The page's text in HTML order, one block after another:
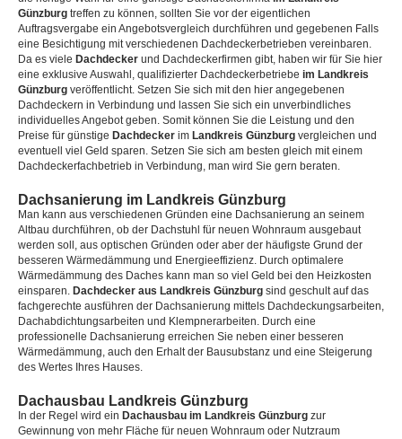
Günzburg treffen zu können, sollten Sie vor der eigentlichen
Auftragsvergabe ein Angebotsvergleich durchführen und gegebenen Falls
eine Besichtigung mit verschiedenen Dachdeckerbetrieben vereinbaren.
Da es viele Dachdecker und Dachdeckerfirmen gibt, haben wir für Sie hier
eine exklusive Auswahl, qualifizierter Dachdeckerbetriebe im Landkreis
Günzburg veröffentlicht. Setzen Sie sich mit den hier angegebenen
Dachdeckern in Verbindung und lassen Sie sich ein unverbindliches
individuelles Angebot geben. Somit können Sie die Leistung und den
Preise für günstige Dachdecker im Landkreis Günzburg vergleichen und
eventuell viel Geld sparen. Setzen Sie sich am besten gleich mit einem
Dachdeckerfachbetrieb in Verbindung, man wird Sie gern beraten.
Dachsanierung im Landkreis Günzburg
Man kann aus verschiedenen Gründen eine Dachsanierung an seinem
Altbau durchführen, ob der Dachstuhl für neuen Wohnraum ausgebaut
werden soll, aus optischen Gründen oder aber der häufigste Grund der
besseren Wärmedämmung und Energieeffizienz. Durch optimalere
Wärmedämmung des Daches kann man so viel Geld bei den Heizkosten
einsparen. Dachdecker aus Landkreis Günzburg sind geschult auf das
fachgerechte ausführen der Dachsanierung mittels Dachdeckungsarbeiten,
Dachabdichtungsarbeiten und Klempnerarbeiten. Durch eine
professionelle Dachsanierung erreichen Sie neben einer besseren
Wärmedämmung, auch den Erhalt der Bausubstanz und eine Steigerung
des Wertes Ihres Hauses.
Dachausbau Landkreis Günzburg
In der Regel wird ein Dachausbau im Landkreis Günzburg zur
Gewinnung von mehr Fläche für neuen Wohnraum oder Nutzraum